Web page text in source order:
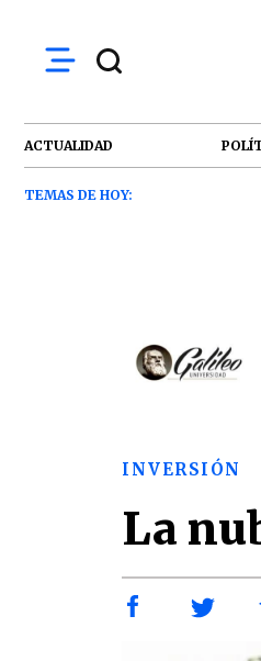
ACTUALIDAD
TEMAS DE HOY:
INVERSIÓN
La